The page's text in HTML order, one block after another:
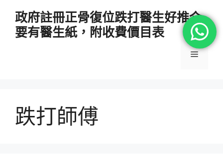
政府註冊正骨復位跌打醫生好推介
要有醫生紙，附收費價目表
選
跌打師傅